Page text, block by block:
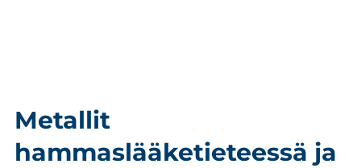
Metallit
hammaslääketieteessä ja